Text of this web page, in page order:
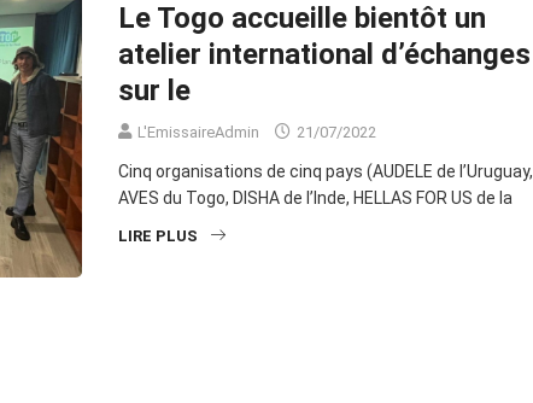
Le Togo accueille bientôt un
atelier international d’échanges
sur le
L'EmissaireAdmin 21/07/2022
Cinq organisations de cinq pays (AUDELE de l’Uruguay,
AVES du Togo, DISHA de l’Inde, HELLAS FOR US de la
LIRE PLUS